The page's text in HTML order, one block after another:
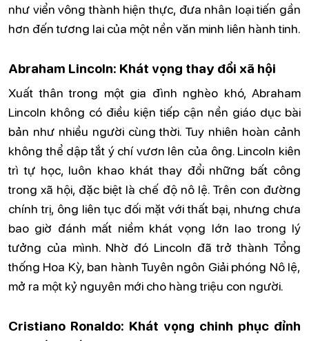
như viển vông thành hiện thực, đưa nhân loại tiến gần
hơn đến tương lai của một nền văn minh liên hành tinh.
Abraham Lincoln: Khát vọng thay đổi xã hội
Xuất thân trong một gia đình nghèo khó, Abraham
Lincoln không có điều kiện tiếp cận nền giáo dục bài
bản như nhiều người cùng thời. Tuy nhiên hoàn cảnh
không thể dập tắt ý chí vươn lên của ông. Lincoln kiên
trì tự học, luôn khao khát thay đổi những bất công
trong xã hội, đặc biệt là chế độ nô lệ. Trên con đường
chính trị, ông liên tục đối mặt với thất bại, nhưng chưa
bao giờ đánh mất niềm khát vọng lớn lao trong lý
tưởng của mình. Nhờ đó Lincoln đã trở thành Tổng
thống Hoa Kỳ, ban hành Tuyên ngôn Giải phóng Nô lệ,
mở ra một kỷ nguyên mới cho hàng triệu con người.
Cristiano Ronaldo: Khát vọng chinh phục đỉnh